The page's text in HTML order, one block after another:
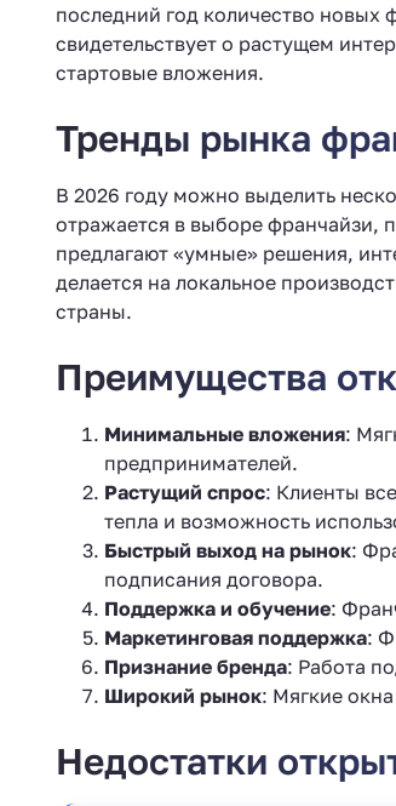
последний год количество новых
свидетельствует о растущем
стартовые вложения.
Тренды рынка
В 2026 году можно выделить
отражается в выборе
предлагают «умные» решения,
делается на локальное
страны.
Преимущества
Минимальные вложения:
предпринимателей.
Растущий спрос: Клиенты
тепла и возможность
Быстрый выход на рынок:
подписания договора.
Поддержка и обучение:
Маркетинговая поддержка:
Признание бренда: Работа
Широкий рынок: Мягкие
Недостатки